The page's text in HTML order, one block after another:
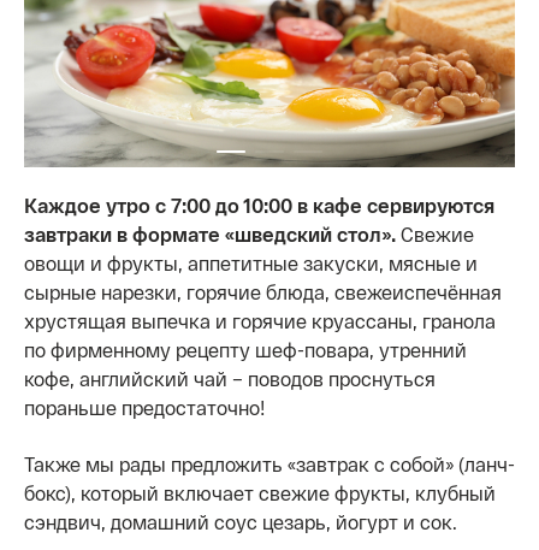
Каждое утро с 7:00 до 10:00 в кафе сервируются
завтраки в формате «шведский стол». Свежие
овощи и фрукты, аппетитные закуски, мясные и
сырные нарезки, горячие блюда, свежеиспечённая
хрустящая выпечка и горячие круассаны, гранола
по фирменному рецепту шеф-повара, утренний
кофе, английский чай – поводов проснуться
пораньше предостаточно!
Также мы рады предложить «завтрак с собой» (ланч-
бокс), который включает свежие фрукты, клубный
сэндвич, домашний соус цезарь, йогурт и сок.